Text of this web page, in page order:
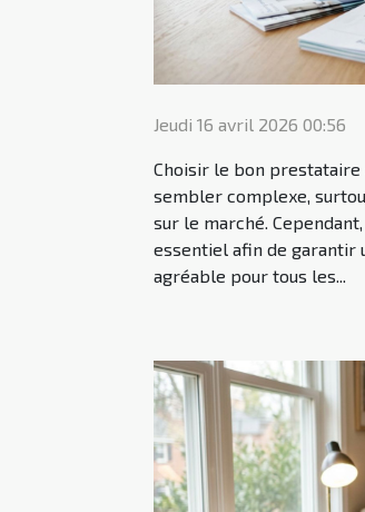
Jeudi 16 avril 2026 00:56
Choisir le bon
sembler complexe,
sur le marché.
essentiel afin de garantir
agréable pour tous les...